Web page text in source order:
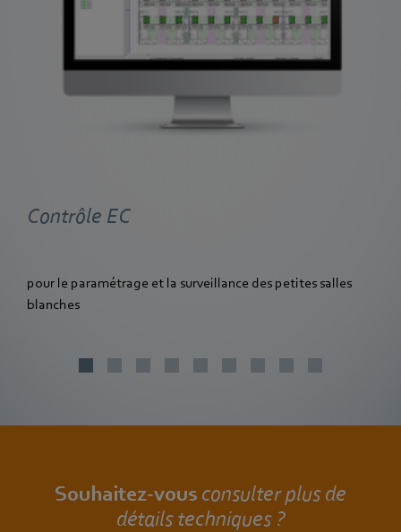
Contrôle EC
pour le paramétrage et la surveillance des petites salles
blanches
Souhaitez-vous consulter plus de
détails techniques ?